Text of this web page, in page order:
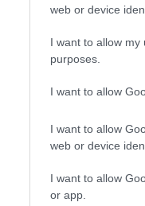
web or device
I want to allow
purposes.
I want to allow
I want to allow
web or device
I want to allow
or app.